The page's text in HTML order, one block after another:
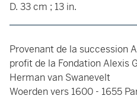
D. 33 cm ; 13 in.
Provenant de la succession
profit de la Fondation Alexis
Herman van Swanevelt
Woerden vers 1600 - 1655